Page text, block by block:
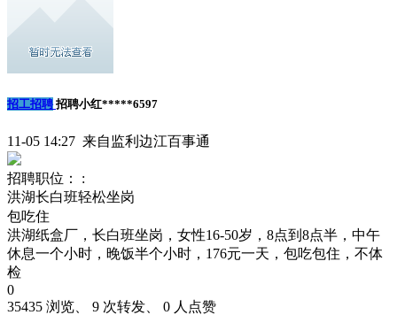
招工招聘 招聘小红*****6597
11-05 14:27 来自监利边江百事通
招聘职位： :
洪湖长白班轻松坐岗
包吃住
洪湖纸盒厂，长白班坐岗，女性16-50岁，8点到8点半，中午
休息一个小时，晚饭半个小时，176元一天，包吃包住，不体
检
0
35435 浏览、 9 次转发、 0 人点赞